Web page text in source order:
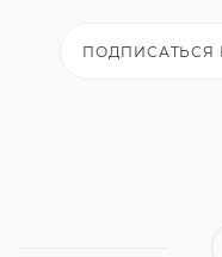
ПОДПИСАТЬСЯ